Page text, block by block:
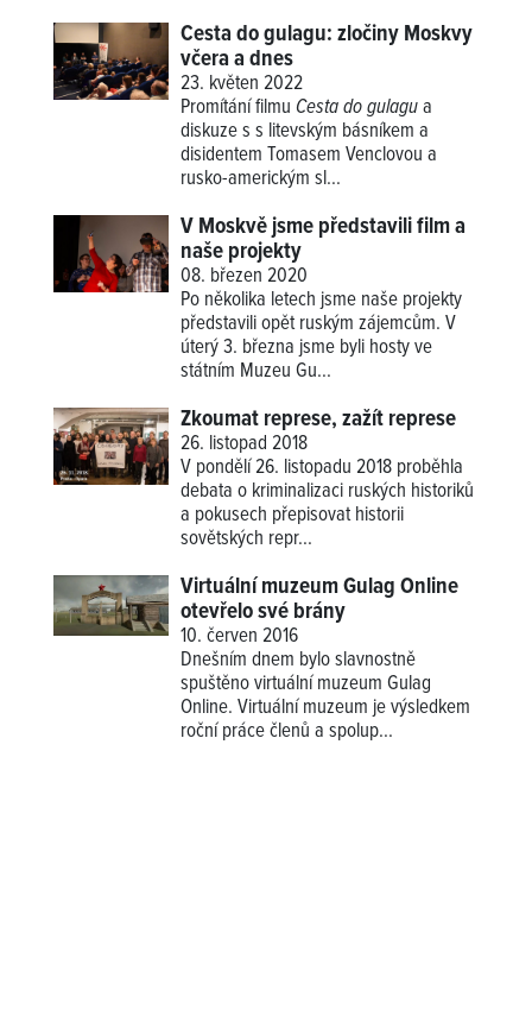
Cesta do gulagu: zločiny Moskvy
včera a dnes
23. květen 2022
Promítání filmu Cesta do gulagua
diskuze s s litevským básníkem a
disidentem Tomasem Venclovou a
rusko-americkým sl...
V Moskvě jsme představili film a
naše projekty
08. březen 2020
Po několika letech jsme naše projekty
představili opět ruským zájemcům. V
úterý 3. března jsme byli hosty ve
státním Muzeu Gu...
Zkoumat represe, zažít represe
26. listopad 2018
V pondělí 26. listopadu 2018 proběhla
debata o kriminalizaci ruských historiků
a pokusech přepisovat historii
sovětských repr...
Virtuální muzeum Gulag Online
otevřelo své brány
10. červen 2016
Dnešním dnem bylo slavnostně
spuštěno virtuální muzeum Gulag
Online. Virtuální muzeum je výsledkem
roční práce členů a spolup...